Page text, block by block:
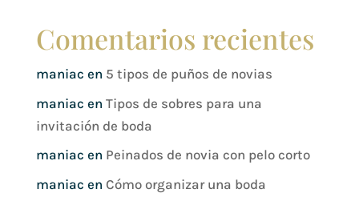
Comentarios recientes
maniac en 5 tipos de puños de novias
maniac en Tipos de sobres para una
invitación de boda
maniac en Peinados de novia con pelo corto
maniac en Cómo organizar una boda